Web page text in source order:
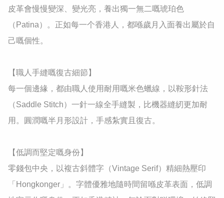
皮革會慢慢變深、變光亮，養出獨一無二嘅琥珀色
（Patina）。正如每一个香港人，都喺歲月入面養出屬於自
己嘅個性。
​【職人手縫嘅復古細節】
每一個邊緣，都由職人使用耐用嘅米色蠟線，以鞍形針法
（Saddle Stitch）一針一線全手縫製，比機器縫紉更加耐
用。圓潤嘅半月形設計，手感紮實且復古。
​【低調而堅定嘅身份】
零錢包中央，以複古斜體字（Vintage Serif）精細熱壓印
「Hongkonger」。字體優雅地隨時間留喺皮革表面，低調